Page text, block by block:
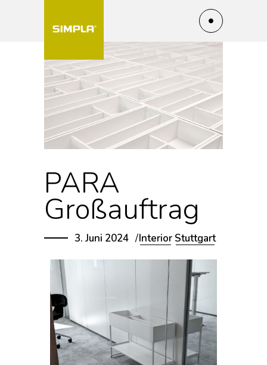
PARA
Großauftrag
3. Juni 2024 Interior Stuttgart